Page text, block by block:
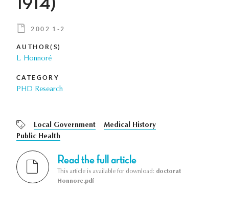
1914)
2002 1-2
AUTHOR(S)
L. Honnoré
CATEGORY
PHD Research
Local Government
Medical History
Public Health
Read the full article
This article is available for download: doctorat
Honnore.pdf